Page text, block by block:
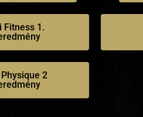
Fitness 1.
2